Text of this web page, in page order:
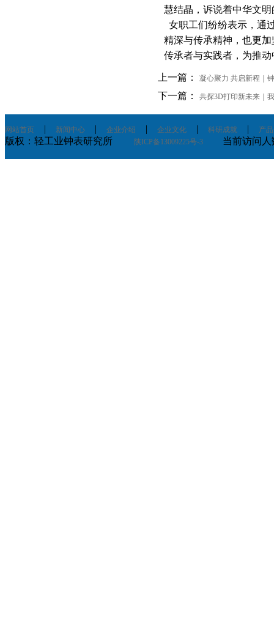
慧结晶，诉说着中华文
女职工们纷纷表示，通
精深与传承精神，也更
传承者与实践者，为推
上一篇： 凝心聚力 共启新程｜
下一篇： 共探3D打印新未来｜
网站首页 | 新闻中心 | 企业介绍 | 企业文化 | 科研成就 | 产
版权：轻工业钟表研究所 陕ICP备13009225号-3 当前访问人